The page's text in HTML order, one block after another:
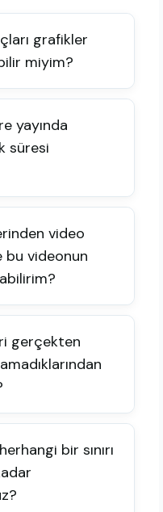
grafikler
miyim?
yayında
süresi
video
bu videonun
gerçekten
bir sınırı